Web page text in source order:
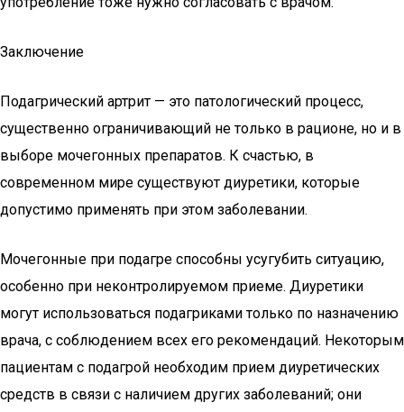
Заключение
Подагрический артрит — это патологический процесс,
существенно ограничивающий не только в рационе, но и в
выборе мочегонных препаратов. К счастью, в
современном мире существуют диуретики, которые
допустимо применять при этом заболевании.
Мочегонные при подагре способны усугубить ситуацию,
особенно при неконтролируемом приеме. Диуретики
могут использоваться подагриками только по назначению
врача, с соблюдением всех его рекомендаций. Некоторым
пациентам с подагрой необходим прием диуретических
средств в связи с наличием других заболеваний; они